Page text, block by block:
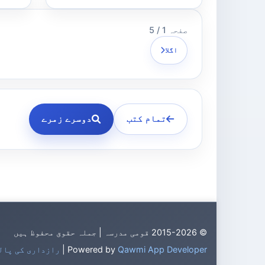
صفحہ 1 / 5
اگلا
تمام کتب دوسرے زمرے
© 2015-2026 قومی مدرسہ | جملہ حقوق محفوظ ہیں
Powered by Qawmi App Developer رازداری کی